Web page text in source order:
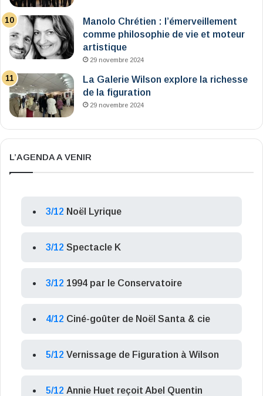
Manolo Chrétien : l’émerveillement
comme philosophie de vie et moteur
artistique
29 novembre 2024
La Galerie Wilson explore la richesse
de la figuration
29 novembre 2024
L’AGENDA A VENIR
3/12 Noël Lyrique
3/12 Spectacle K
3/12 1994 par le Conservatoire
4/12 Ciné-goûter de Noël Santa & cie
5/12 Vernissage de Figuration à Wilson
5/12 Annie Huet reçoit Abel Quentin